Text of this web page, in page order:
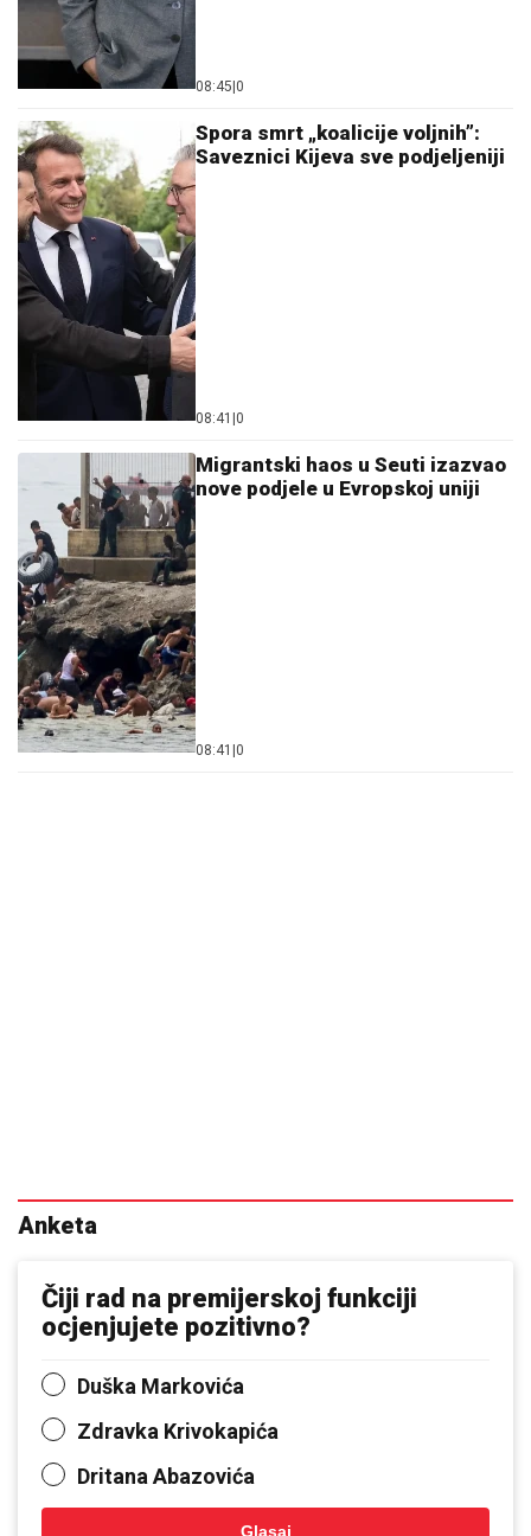
08:45|0
Spora smrt „koalicije voljnih”:
Saveznici Kijeva sve podjeljeniji
08:41 |0
Migrantski haos u Seuti izazvao
nove podjele u Evropskoj uniji
08:41 |0
Anketa
Čiji rad na premijerskoj funkciji
ocjenjujete pozitivno?
Duška Markovića
Zdravka Krivokapića
Dritana Abazovića
Glasaj